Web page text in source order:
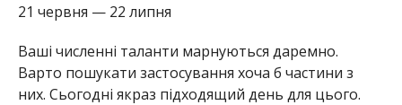
21 червня — 22 липня
Ваші численні таланти марнуються даремно.
Варто пошукати застосування хоча б частини з
них. Сьогодні якраз підходящий день для цього.